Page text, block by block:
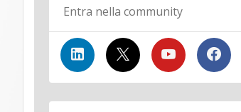
Entra nella community